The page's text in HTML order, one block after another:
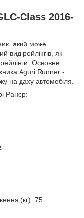
Class 2016-
який може
вид рейлінгів, як
рейлінги. Основне
Aguri Runner -
на даху автомобіля.
Ранер:
(кг): 75